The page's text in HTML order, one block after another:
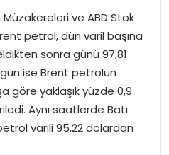
ve ABD Stok
petrol, dün varil başına
sonra günü 97,81
ise Brent petrolün
göre yaklaşık yüzde 0,9
Aynı saatlerde Batı
varili 95,22 dolardan